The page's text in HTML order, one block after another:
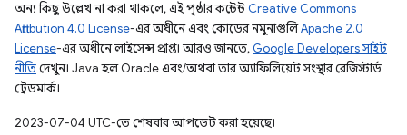
অন্য কিছু উল্লেখ না করা থাকলে, এই পৃষ্ঠার কন্টেন্ট Creative Commons
Attribution 4.0 License-এর অধীনে এবং কোডের নমুনাগুলিApache 2.0
License-এর অধীনে লাইসেন্স প্রাপ্ত। আরও জানতে, Google Developers সাইট
নীতিদেখুন। Java হল Oracle এবং/অথবা তার অ্যাফিলিয়েট সংস্থার রেজিস্টার্ড
ট্রেডমার্ক।
2023-07-04 UTC-তে শেষবার আপডেট করা হয়েছে।